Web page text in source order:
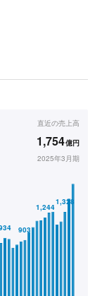
直近の売上高
1,754億円
2025年3月期